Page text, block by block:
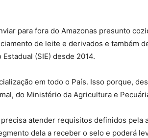
para fora do Amazonas presunto
de leite e derivados e também
(SIE) desde 2014.
em todo o País. Isso porque,
do Ministério da Agricultura e
atender requisitos definidos pela
dela a receber o selo e poderá